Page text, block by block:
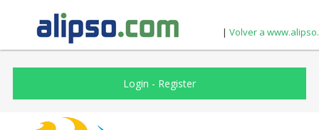
| Volver a
Login - Register